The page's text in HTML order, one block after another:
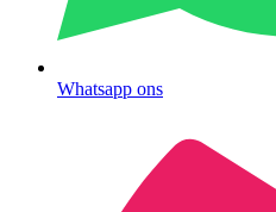
Whatsapp ons